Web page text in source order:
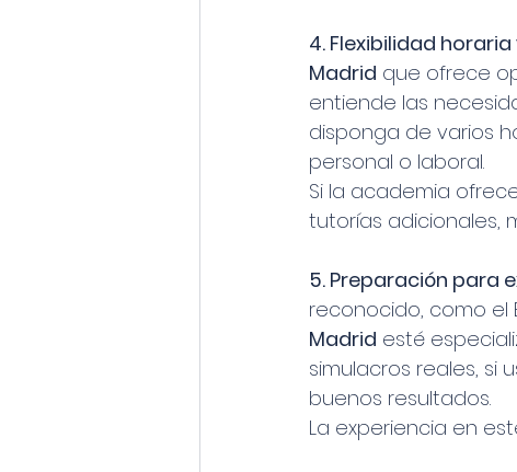
4. Flexibilidad
Madrid que ofrece
entiende las
disponga de varios
personal o laboral.
Si la academia
tutorías adicionales,
5. Preparación para
reconocido, como el
Madrid esté
simulacros reales, si
buenos resultados.
La experiencia en